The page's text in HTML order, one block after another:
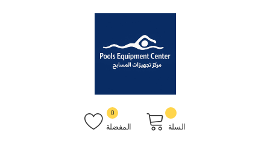
المفضلة
0
السلة